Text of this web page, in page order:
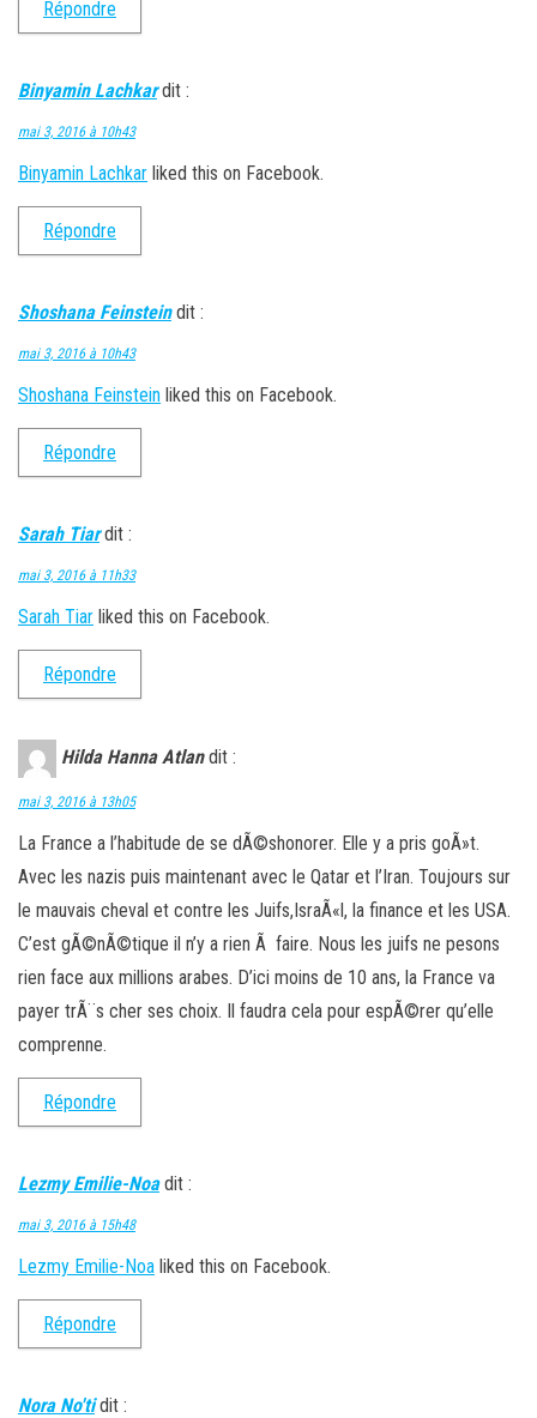
Répondre
Binyamin Lachkar dit :
mai 3, 2016 à 10h43
Binyamin Lachkar liked this on Facebook.
Répondre
Shoshana Feinstein dit :
mai 3, 2016 à 10h43
Shoshana Feinstein liked this on Facebook.
Répondre
Sarah Tiar dit :
mai 3, 2016 à 11h33
Sarah Tiar liked this on Facebook.
Répondre
Hilda Hanna Atlan dit :
mai 3, 2016 à 13h05
La France a l’habitude de se dÃ©shonorer. Elle y a pris goÃ»t.
Avec les nazis puis maintenant avec le Qatar et l’Iran. Toujours sur
le mauvais cheval et contre les Juifs,IsraÃ«l, la finance et les USA.
C’est gÃ©nÃ©tique il n’y a rien Ã faire. Nous les juifs ne pesons
rien face aux millions arabes. D’ici moins de 10 ans, la France va
payer trÃ¨s cher ses choix. Il faudra cela pour espÃ©rer qu’elle
comprenne.
Répondre
Lezmy Emilie-Noa dit :
mai 3, 2016 à 15h48
Lezmy Emilie-Noa liked this on Facebook.
Répondre
Nora No'ti dit :